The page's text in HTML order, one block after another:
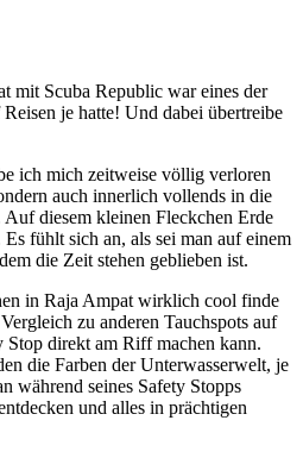
mit Scuba Republic war eines der
je hatte! Und dabei übertreibe
ich mich zeitweise völlig verloren
auch innerlich vollends in die
diesem kleinen Fleckchen Erde
fühlt sich an, als sei man auf einem
die Zeit stehen geblieben ist.
in Raja Ampat wirklich cool finde
zu anderen Tauchspots auf
Stop direkt am Riff machen kann.
die Farben der Unterwasserwelt, je
während seines Safety Stopps
und alles in prächtigen